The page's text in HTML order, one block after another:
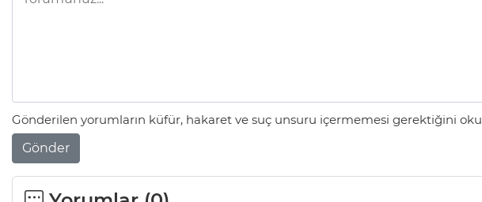
Gönderilen yorumların küfür, hakaret ve suç unsuru içermemesi gerektiğini
Gönder